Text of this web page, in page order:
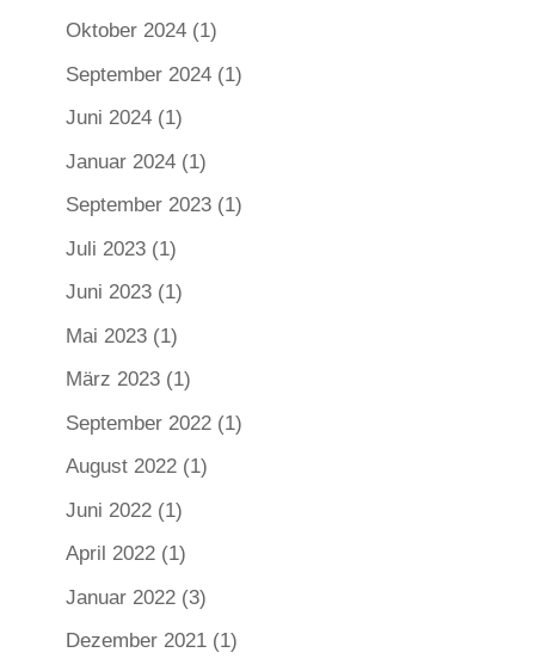
Oktober 2024(1)
September 2024(1)
Juni 2024(1)
Januar 2024(1)
September 2023(1)
Juli 2023(1)
Juni 2023(1)
Mai 2023(1)
März 2023(1)
September 2022(1)
August 2022(1)
Juni 2022(1)
April 2022(1)
Januar 2022(3)
Dezember 2021(1)